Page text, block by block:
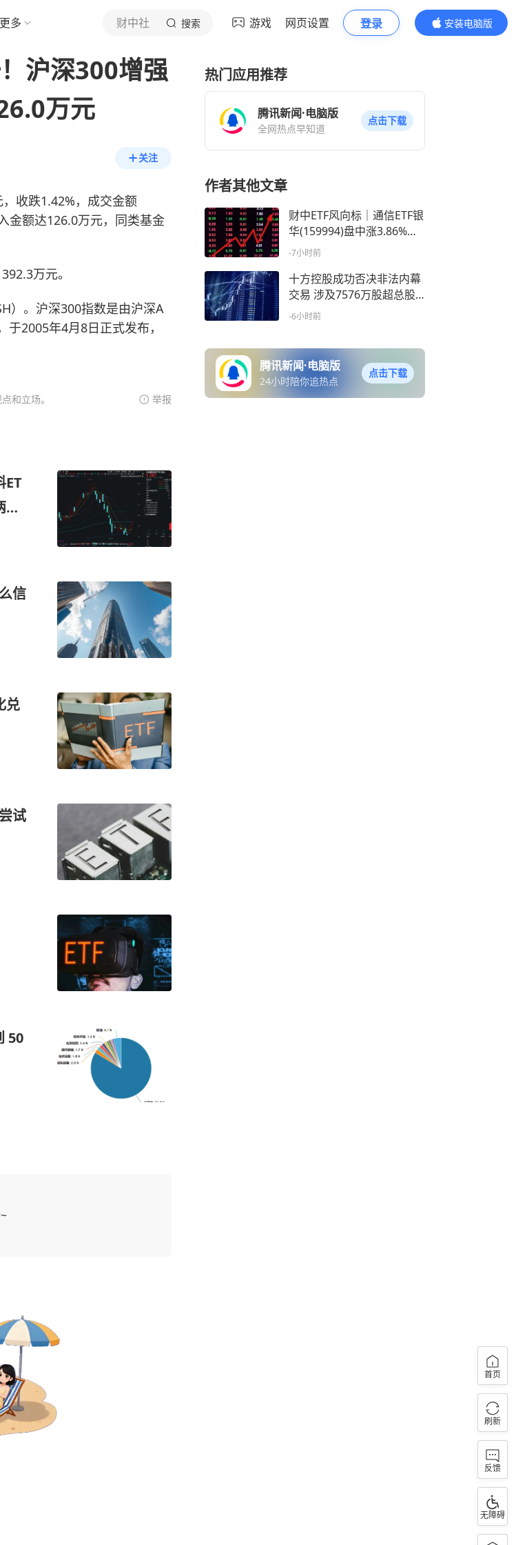
更多 财中社 搜索 游戏 网页设置 登录
安装电脑版
内容更精彩
沪深300增强
万元
关注
收跌1.42%，成交金额
金额达126.0万元，同类基金
万元。
）。沪深300指数是由沪深A
2005年4月8日正式发布，
和立场。 举报
ET
日
信
兑
试
50
热门应用推荐
腾讯新闻·电脑版
全网热点早知道
点击下载
作者其他文章
财中ETF风向标｜通信ETF银
华(159994)盘中涨3.86%，
通信板块领涨两市
-7小时前
十方控股成功否决非法内幕
交易 涉及7576万股超总股
本5%
-6小时前
腾讯新闻·电脑版
24小时陪你追热点
点击下载
首页
刷新
反馈
无障碍